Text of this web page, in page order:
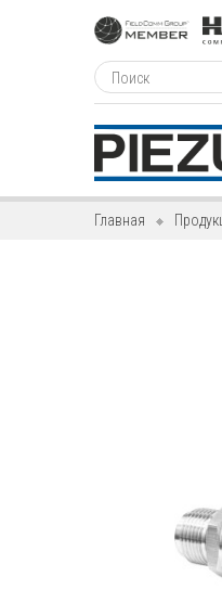
Главная